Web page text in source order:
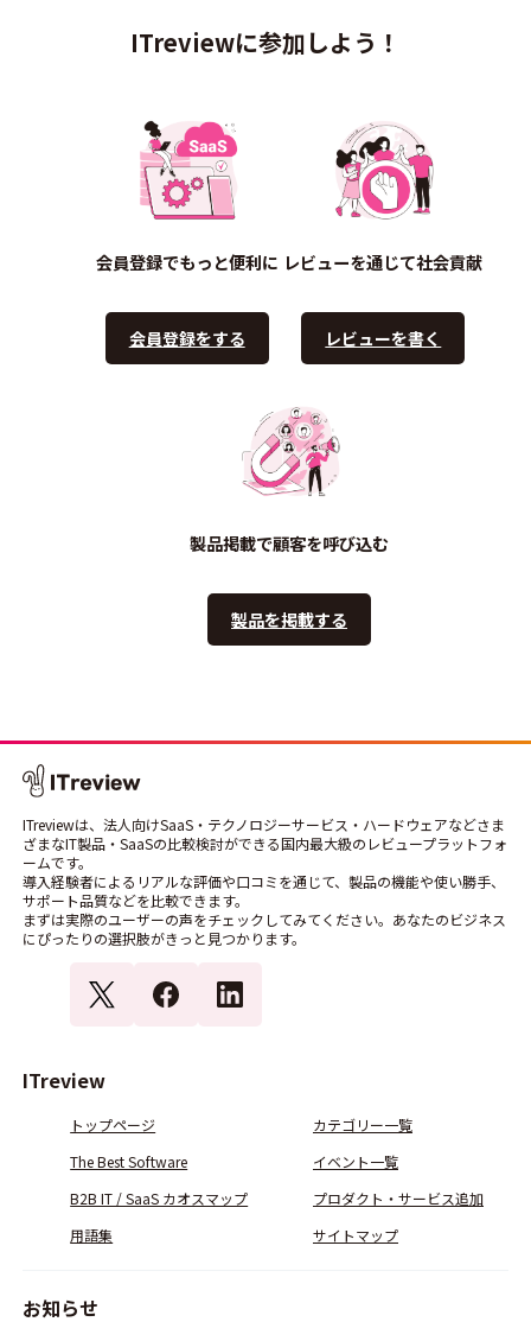
ITreviewに参加しよう！
会員登録でもっと便利に
会員登録をする
レビューを通じて社会貢献
レビューを書く
製品掲載で顧客を呼び込む
製品を掲載する
ITreviewは、法人向けSaaS・テクノロジーサービス・ハードウェアなどさま
ざまなIT製品・SaaSの比較検討ができる国内最大級のレビュープラットフォ
ームです。
導入経験者によるリアルな評価や口コミを通じて、製品の機能や使い勝手、
サポート品質などを比較できます。
まずは実際のユーザーの声をチェックしてみてください。あなたのビジネス
にぴったりの選択肢がきっと見つかります。
ITreview
トップページ
カテゴリー一覧
The Best Software
イベント一覧
B2B IT / SaaS カオスマップ
プロダクト・サービス追加
用語集
サイトマップ
お知らせ